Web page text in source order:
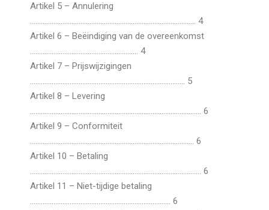
Artikel 5 – Annulering
……………………………………………………………………………….. 4
Artikel 6 – Beëindiging van de overeenkomst
…………………………………………………… 4
Artikel 7 – Prijswijzigingen
………………………………………………………………………….. 5
Artikel 8 – Levering
………………………………………………………………………………….. 6
Artikel 9 – Conformiteit
………………………………………………………………………………. 6
Artikel 10 – Betaling
………………………………………………………………………………….. 6
Artikel 11 – Niet-tijdige betaling
…………………………………………………………………… 6